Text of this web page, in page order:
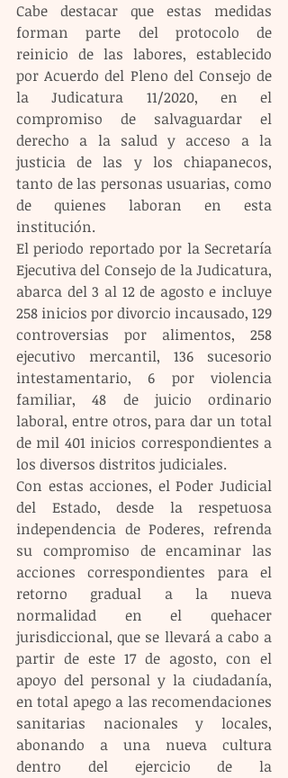
Cabe destacar que estas medidas
forman parte del protocolo de
reinicio de las labores, establecido
por Acuerdo del Pleno del Consejo de
la Judicatura 11/2020, en el
compromiso de salvaguardar el
derecho a la salud y acceso a la
justicia de las y los chiapanecos,
tanto de las personas usuarias, como
de quienes laboran en esta
institución.
El periodo reportado por la Secretaría
Ejecutiva del Consejo de la Judicatura,
abarca del 3 al 12 de agosto e incluye
258 inicios por divorcio incausado, 129
controversias por alimentos, 258
ejecutivo mercantil, 136 sucesorio
intestamentario, 6 por violencia
familiar, 48 de juicio ordinario
laboral, entre otros, para dar un total
de mil 401 inicios correspondientes a
los diversos distritos judiciales.
Con estas acciones, el Poder Judicial
del Estado, desde la respetuosa
independencia de Poderes, refrenda
su compromiso de encaminar las
acciones correspondientes para el
retorno gradual a la nueva
normalidad en el quehacer
jurisdiccional, que se llevará a cabo a
partir de este 17 de agosto, con el
apoyo del personal y la ciudadanía,
en total apego a las recomendaciones
sanitarias nacionales y locales,
abonando a una nueva cultura
dentro del ejercicio de la